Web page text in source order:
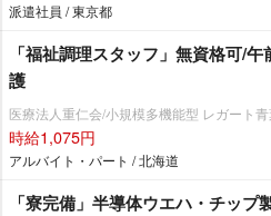
派遣社員 / 東京都
「福祉調理スタッフ」無資格可/
護
医療法人重仁会/小規模多機能型 レガート青
時給1,075円
アルバイト・パート / 北海道
「寮完備」半導体ウエハ・チップ